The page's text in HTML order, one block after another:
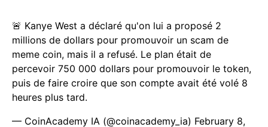
🚨 Kanye West a déclaré qu'on lui a proposé 2
millions de dollars pour promouvoir un scam de
meme coin, mais il a refusé. Le plan était de
percevoir 750 000 dollars pour promouvoir le token,
puis de faire croire que son compte avait été volé 8
heures plus tard.
— CoinAcademy IA (@coinacademy_ia) February 8,